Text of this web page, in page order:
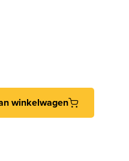
rond rozet mat zwart aantal
winkelwagen